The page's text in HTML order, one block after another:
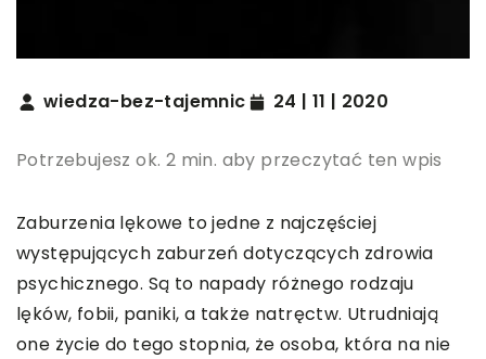
wiedza-bez-tajemnic 24 | 11 | 2020
Potrzebujesz ok. 2 min. aby przeczytać ten wpis
Zaburzenia lękowe to jedne z najczęściej
występujących zaburzeń dotyczących zdrowia
psychicznego. Są to napady różnego rodzaju
lęków, fobii, paniki, a także natręctw. Utrudniają
one życie do tego stopnia, że osoba, która na nie